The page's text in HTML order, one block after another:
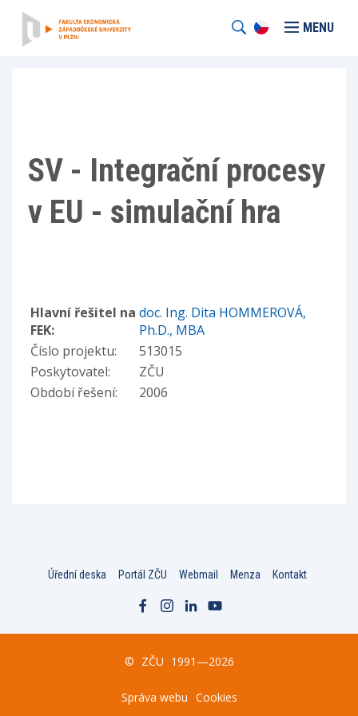
MENU
SV - Integrační procesy
v EU - simulační hra
Hlavní řešitel na
FEK:
doc. Ing. Dita HOMMEROVÁ,
Ph.D., MBA
Číslo projektu:
513015
Poskytovatel:
ZČU
Období řešení:
2006
Úřední deska Portál ZČU Webmail Menza Kontakt
© ZČU 1991—2026
Správa webu Cookies